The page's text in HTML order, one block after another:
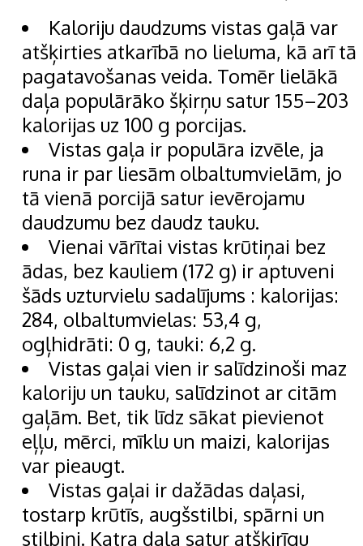
Kaloriju daudzums vistas gaļā var
atšķirties atkarībā no lieluma, kā arī tā
pagatavošanas veida. Tomēr lielākā
daļa populārāko šķirņu satur 155–203
kalorijas uz 100 g porcijas.
Vistas gaļa ir populāra izvēle, ja
runa ir par liesām olbaltumvielām, jo
tā vienā porcijā satur ievērojamu
daudzumu bez daudz tauku.
Vienai vārītai vistas krūtiņai bez
ādas, bez kauliem (172 g) ir aptuveni
šāds uzturvielu sadalījums : kalorijas:
284, olbaltumvielas: 53,4 g,
ogļhidrāti: 0 g, tauki: 6,2 g.
Vistas gaļai vien ir salīdzinoši maz
kaloriju un tauku, salīdzinot ar citām
gaļām. Bet, tik līdz sākat pievienot
eļļu, mērci, mīklu un maizi, kalorijas
var pieaugt.
Vistas gaļai ir dažādas daļasi,
tostarp krūtīs, augšstilbi, spārni un
stilbiņi. Katra daļa satur atšķirīgu